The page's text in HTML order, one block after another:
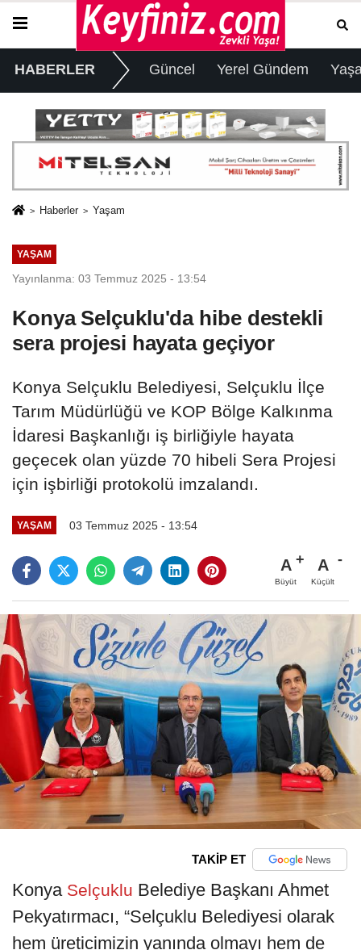
HABERLER Güncel Yerel Gündem
Haberler Yaşam
YAŞAM
Yayınlanma: 03 Temmuz 2025 - 13:54
Konya Selçuklu'da hibe destekli
sera projesi hayata geçiyor
Konya Selçuklu Belediyesi, Selçuklu İlçe
Tarım Müdürlüğü ve KOP Bölge Kalkınma
İdaresi Başkanlığı iş birliğiyle hayata
geçecek olan yüzde 70 hibeli Sera Projesi
için işbirliği protokolü imzalandı.
YAŞAM 03 Temmuz 2025 - 13:54
A
Büyüt
A
Küçült
TAKİP ET
Konya Selçuklu Belediye Başkanı Ahmet
Pekyatırmacı, “Selçuklu Belediyesi olarak
hem üreticimizin yanında olmayı hem de